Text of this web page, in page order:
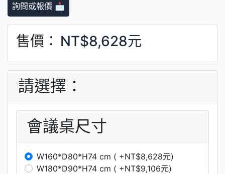
詢問或報價 📩
售價： NT$8,628元
請選擇：
會議桌尺寸
W160*D80*H74 cm ( +NT$8,628元)
W180*D90*H74 cm ( +NT$9,106元)